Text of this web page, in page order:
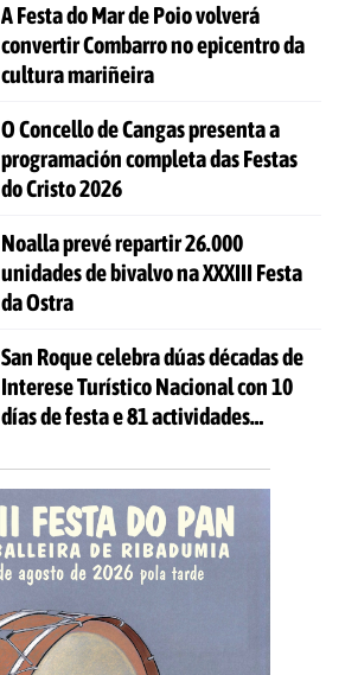
A Festa do Mar de Poio volverá
convertir Combarro no epicentro da
cultura mariñeira
O Concello de Cangas presenta a
programación completa das Festas
do Cristo 2026
Noalla prevé repartir 26.000
unidades de bivalvo na XXXIII Festa
da Ostra
San Roque celebra dúas décadas de
Interese Turístico Nacional con 10
días de festa e 81 actividades